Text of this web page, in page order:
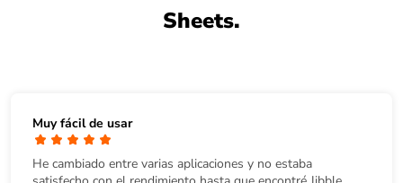
Sheets.
Muy fácil de usar
He cambiado entre varias aplicaciones y no estaba